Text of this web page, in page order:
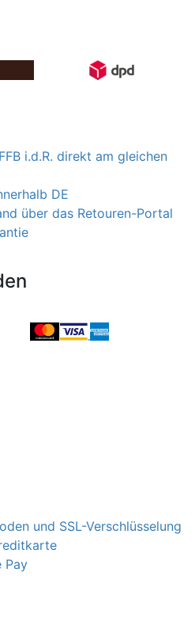
i.d.R. direkt am gleichen
DE
über das Retouren-Portal
und SSL-Verschlüsselung
Pay